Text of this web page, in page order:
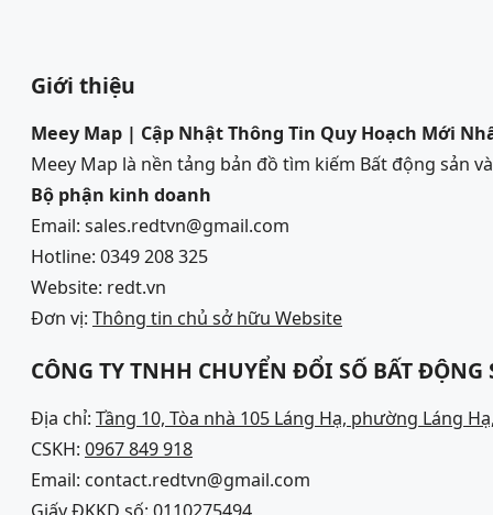
Giới thiệu
Meey Map | Cập Nhật Thông Tin Quy Hoạch Mới
Meey Map là nền tảng bản đồ tìm kiếm Bất động sản
Bộ phận kinh doanh
Email: sales.redtvn@gmail.com
Hotline: 0349 208 325
Website: redt.vn
Đơn vị: Thông tin chủ sở hữu Website
CÔNG TY TNHH CHUYỂN ĐỔI SỐ BẤT ĐỘNG
Địa chỉ: Tầng 10, Tòa nhà 105 Láng Hạ, phường Láng
CSKH: 0967 849 918
Email: contact.redtvn@gmail.com